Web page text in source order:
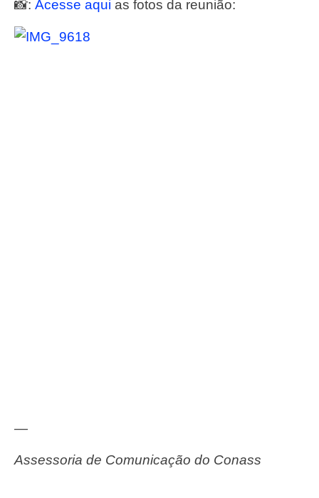
Acesse aqui as fotos da reunião:
—
Assessoria de Comunicação do Conass